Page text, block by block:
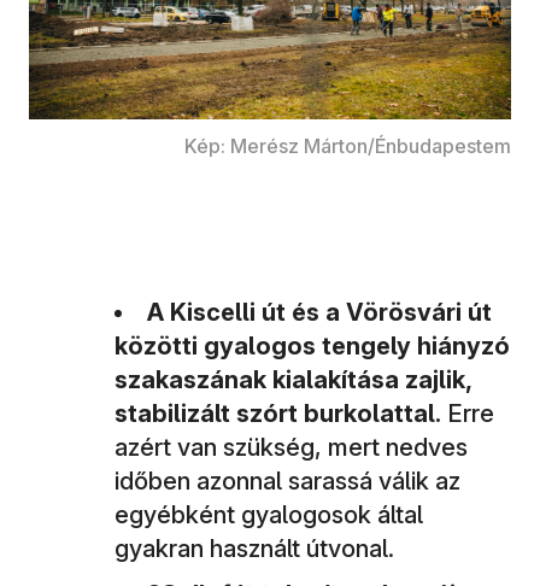
Kép: Merész Márton/Énbudapestem
A Kiscelli út és a Vörösvári út
közötti gyalogos tengely hiányzó
szakaszának kialakítása zajlik,
stabilizált szórt burkolattal. Erre
azért van szükség, mert nedves
időben azonnal sarassá válik az
egyébként gyalogosok által
gyakran használt útvonal.